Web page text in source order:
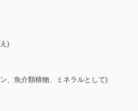
)
、魚介類積物、ミネラルとして)